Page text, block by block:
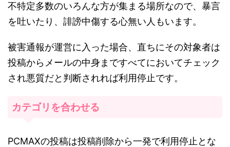
不特定多数のいろんな方が集まる場所なので、暴言
を吐いたり、誹謗中傷する心無い人もいます。
被害通報が運営に入った場合、直ちにその対象者は
投稿からメールの中身まですべてにおいてチェック
され悪質だと判断されれば利用停止です。
カテゴリを合わせる
PCMAXの投稿は投稿削除から一発で利用停止とな